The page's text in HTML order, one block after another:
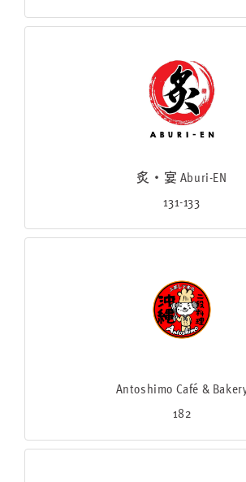
炙・宴 Aburi-EN
131-133
Antoshimo Café &
182